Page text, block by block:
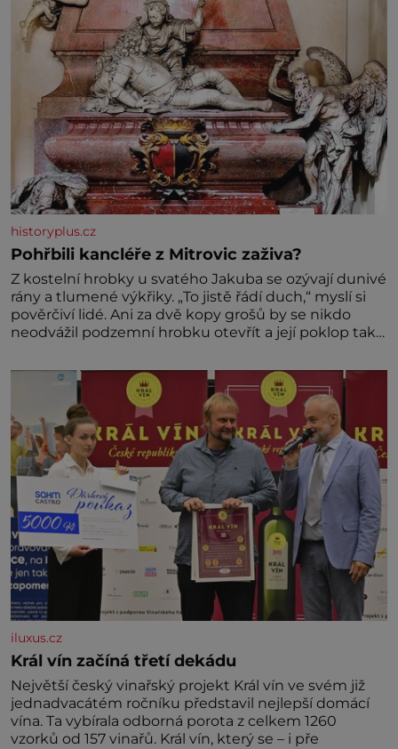
historyplus.cz
Pohřbili kancléře z Mitrovic zaživa?
Z kostelní hrobky u svatého Jakuba se ozývají dunivé
rány a tlumené výkřiky. „To jistě řádí duch,“ myslí si
pověrčiví lidé. Ani za dvě kopy grošů by se nikdo
neodvážil podzemní hrobku otevřít a její poklop tak
divné burácení skutečně ustane. Když o mnoho let
později hrobku
iluxus.cz
Král vín začíná třetí dekádu
Největší český vinařský projekt Král vín ve svém již
jednadvacátém ročníku představil nejlepší domácí
vína. Ta vybírala odborná porota z celkem 1260
vzorků od 157 vinařů. Král vín, který se – i pře